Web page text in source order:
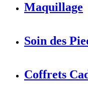
Maquillage
Soin des
Coffrets